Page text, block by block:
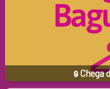
🔒Chega